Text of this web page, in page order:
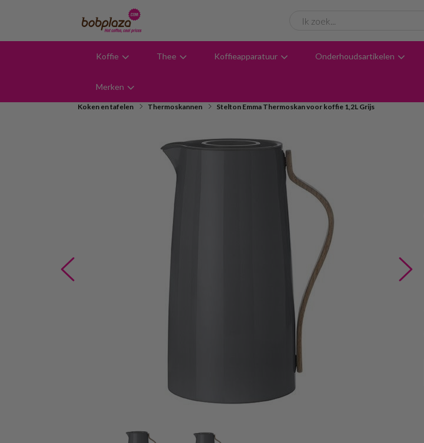
Koffie Thee Koffieapparatuur Onderhoudsartikelen
Merken
Koken en tafelen Thermoskannen Stelton Emma Thermoskan voor koffie 1,2L Grijs